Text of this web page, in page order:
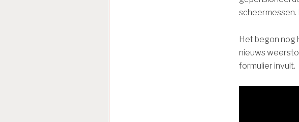
scheermessen.
Het begon nog
nieuws
formulier invult.